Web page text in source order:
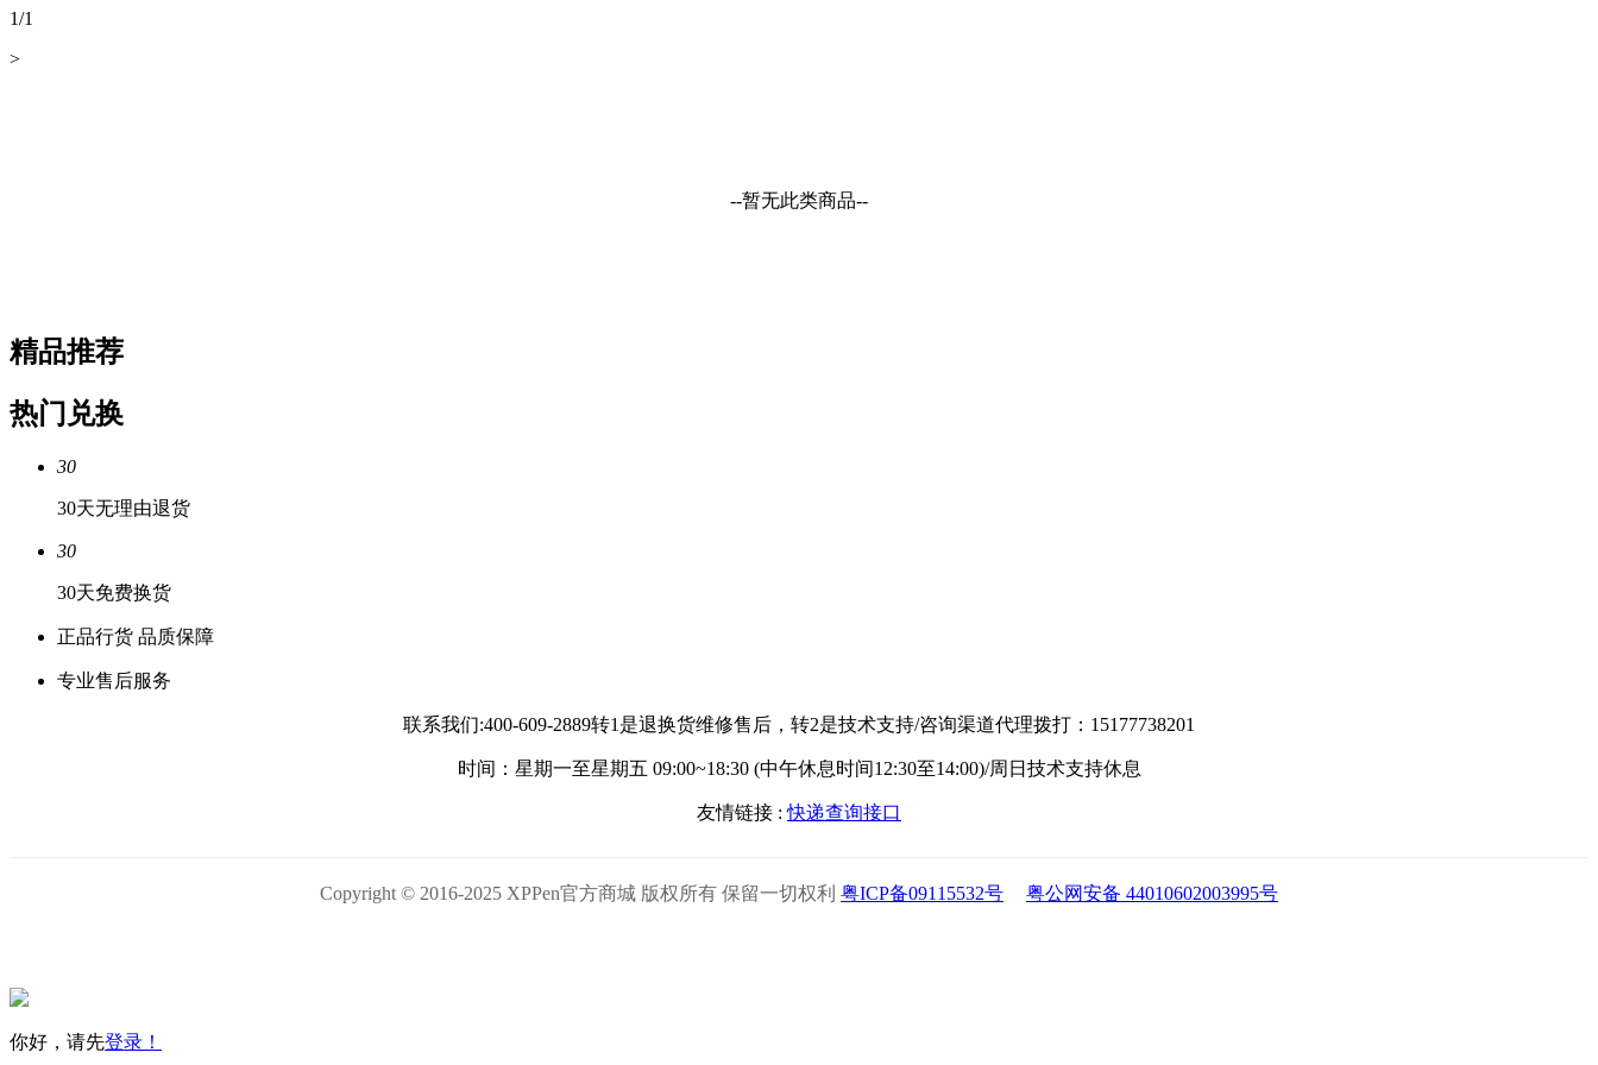
1/1
>
--暂无此类商品--
精品推荐
热门兑换
30
30天无理由退货
30
30天免费换货
正品行货 品质保障
专业售后服务
联系我们:400-609-2889转1是退换货维修售后，转2是技术支持/咨询渠道代理拨打：15177738201
时间：星期一至星期五 09:00~18:30 (中午休息时间12:30至14:00)/周日技术支持休息
友情链接 :快递查询接口
Copyright © 2016-2025 XPPen官方商城 版权所有 保留一切权利 粤ICP备09115532号 粤公网安备 44010602003995号
你好，请先登录！